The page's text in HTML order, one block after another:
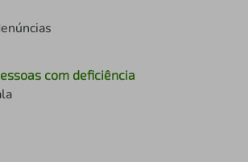
com deficiência